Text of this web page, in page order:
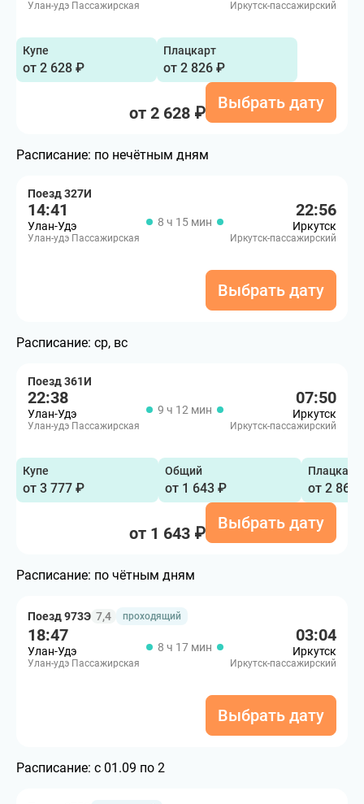
Улан-удэ Пассажирская Иркутск-пассажирский
Купе
от 2 628 ₽
Плацкарт
от 2 826 ₽
от 2 628 ₽
Выбрать дату
Расписание: по нечётным дням
Поезд 327И
14:41
Улан-Удэ
Улан-удэ Пассажирская
8 ч 15 мин
22:56
Иркутск
Иркутск-пассажирский
Выбрать дату
Расписание: ср, вс
Поезд 361И
22:38
Улан-Удэ
Улан-удэ Пассажирская
9 ч 12 мин
07:50
Иркутск
Иркутск-пассажирский
Купе
от 3 777 ₽
Общий
от 1 643 ₽
Плацкарт
от 2 861
от 1 643 ₽
Выбрать дату
Расписание: по чётным дням
Поезд 973Э 7,4 проходящий
18:47
Улан-Удэ
Улан-удэ Пассажирская
8 ч 17 мин
03:04
Иркутск
Иркутск-пассажирский
Выбрать дату
Расписание: с 01.09 по 2